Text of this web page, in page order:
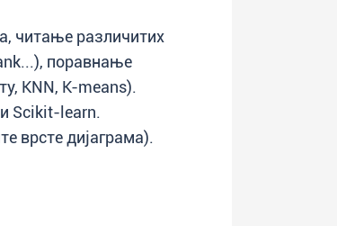
читање различитих
поравнање
KNN, K-means).
Scikit-learn.
врсте дијаграма).